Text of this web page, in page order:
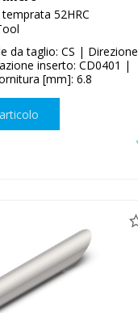
52HRC
da taglio: CS | Direzione
inserto: CD0401 |
[mm]: 6.8